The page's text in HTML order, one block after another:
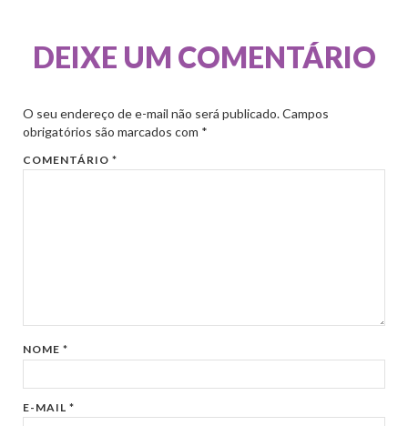
DEIXE UM COMENTÁRIO
O seu endereço de e-mail não será publicado. Campos
obrigatórios são marcados com *
COMENTÁRIO*
NOME*
E-MAIL*